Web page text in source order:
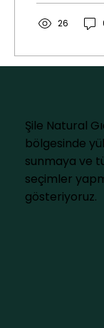
26
Şile Natural
bölgesinde
sunmaya ve
seçimler
gösteriyoruz.